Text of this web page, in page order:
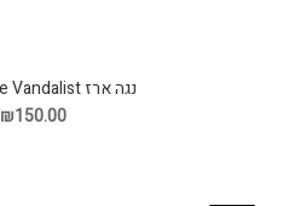
נגה ארז The Vandalist תקליט
₪150.00